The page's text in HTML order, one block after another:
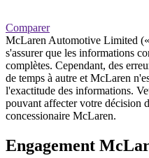
Comparer
McLaren Automotive Limited
s'assurer que les informations
complètes. Cependant, des
de temps à autre et McLaren
l'exactitude des informations.
pouvant affecter votre décision
concessionaire McLaren.
Engagement Mc